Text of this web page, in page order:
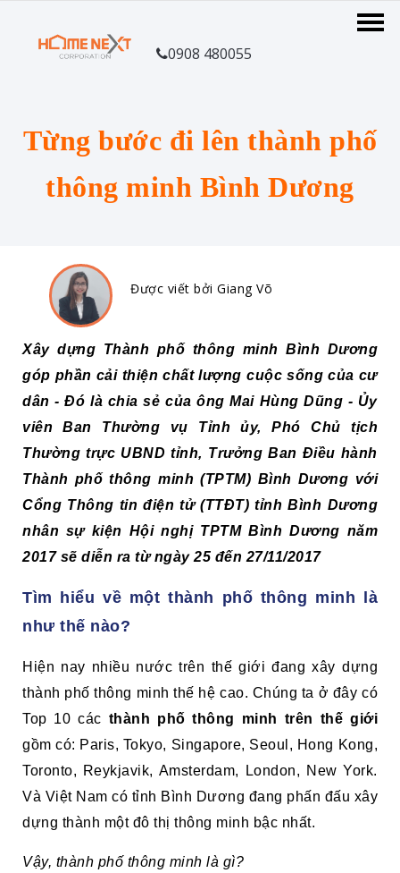
0908 480055
Từng bước đi lên thành phố
thông minh Bình Dương
Được viết bởi Giang Võ
Xây dựng Thành phố thông minh Bình Dương
góp phần cải thiện chất lượng cuộc sống của cư
dân - Đó là chia sẻ của ông Mai Hùng Dũng - Ủy
viên Ban Thường vụ Tỉnh ủy, Phó Chủ tịch
Thường trực UBND tỉnh, Trưởng Ban Điều hành
Thành phố thông minh (TPTM) Bình Dương với
Cổng Thông tin điện tử (TTĐT) tỉnh Bình Dương
nhân sự kiện Hội nghị TPTM Bình Dương năm
2017 sẽ diễn ra từ ngày 25 đến 27/11/2017
Tìm hiểu về một thành phố thông minh là
như thế nào?
Hiện nay nhiều nước trên thế giới đang xây dựng
thành phố thông minh thế hệ cao. Chúng ta ở đây có
Top 10 các thành phố thông minh trên thế giới
gồm có: Paris, Tokyo, Singapore, Seoul, Hong Kong,
Toronto, Reykjavik, Amsterdam, London, New York.
Và Việt Nam có tỉnh Bình Dương đang phấn đấu xây
dựng thành một đô thị thông minh bậc nhất.
Vậy, thành phố thông minh là gì?